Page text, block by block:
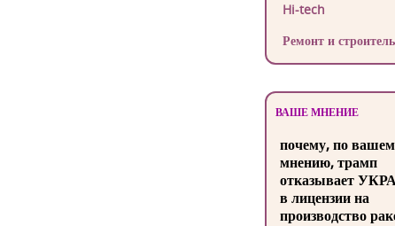
Hi-tech
Ремонт и
ВАШЕ МНЕНИЕ
почему, по
мнению, трамп
отказывает
в лицензии на
производство